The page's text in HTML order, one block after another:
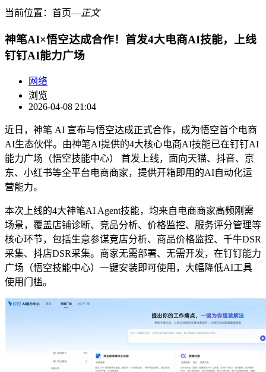
当前位置： 首页―正文
神笔AI×悟空达成合作！首发4大电商AI技能，上线
钉钉AI能力广场
网络
浏览
2026-04-08 21:04
近日，神笔 AI 宣布与悟空达成正式合作，成为悟空首个电商
AI生态伙伴。由神笔AI提供的4大核心电商AI技能已在钉钉AI
能力广场（悟空技能中心） 首发上线，面向天猫、抖音、京
东、小红书等全平台电商商家，提供开箱即用的AI自动化运
营能力。
本次上线的4大神笔AI Agent技能，均来自电商商家高频刚需
场景，覆盖店铺诊断、竞品分析、价格监控、服务评分管理等
核心环节，包括生意参谋竞店分析、商品价格监控、千牛DSR
采集、抖店DSR采集。商家无需部署、无需开发，在钉钉能力
广场（悟空技能中心）一键安装即可使用，大幅降低AI工具
使用门槛。